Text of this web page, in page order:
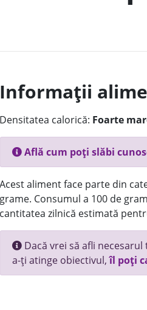
Informații
Densitatea calorică: Foarte
Află cum poți slăbi
Acest aliment face parte din
grame. Consumul a 100 de
cantitatea zilnică estimată
Dacă vrei să afli
a-ți atinge obiectivul,îl poți